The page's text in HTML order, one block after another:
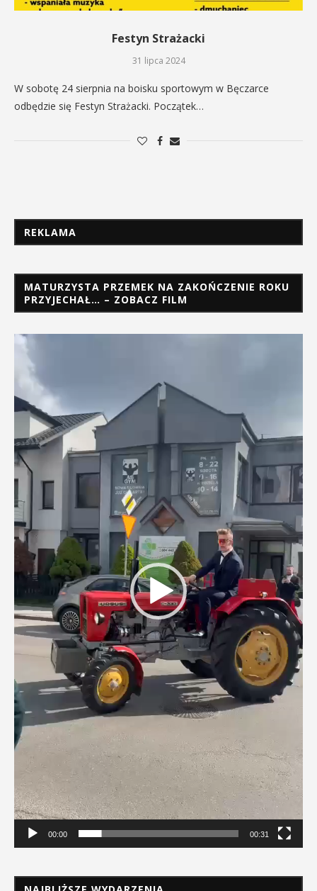
Festyn Strażacki
31 lipca 2024
W sobotę 24 sierpnia na boisku sportowym w Bęczarce
odbędzie się Festyn Strażacki. Początek…
REKLAMA
MATURZYSTA PRZEMEK NA ZAKOŃCZENIE ROKU
PRZYJECHAŁ… – ZOBACZ FILM
Odtwarzacz
00:00 00:31